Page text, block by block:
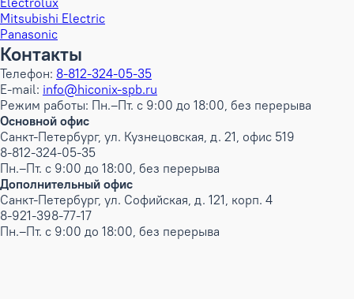
Mitsubishi Electric
Panasonic
Контакты
Телефон: 8-812-324-05-35
E-mail: info@hiconix-spb.ru
Режим работы: Пн.–Пт. с 9:00 до 18:00, без перерыва
Основной офис
Санкт-Петербург, ул. Кузнецовская, д. 21, офис 519
8-812-324-05-35
Пн.–Пт. с 9:00 до 18:00, без перерыва
Дополнительный офис
Санкт-Петербург, ул. Софийская, д. 121, корп. 4
8-921-398-77-17
Пн.–Пт. с 9:00 до 18:00, без перерыва